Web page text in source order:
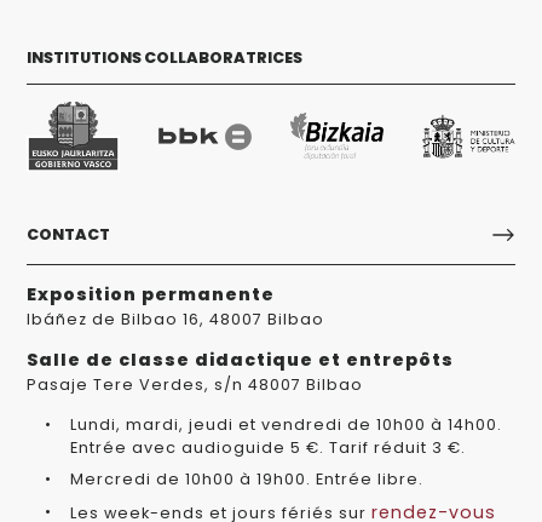
INSTITUTIONS COLLABORATRICES
CONTACT
Exposition permanente
Ibáñez de Bilbao 16, 48007 Bilbao
Salle de classe didactique et entrepôts
Pasaje Tere Verdes, s/n 48007 Bilbao
Lundi, mardi, jeudi et vendredi de 10h00 à 14h00.
Entrée avec audioguide 5 €. Tarif réduit 3 €.
Mercredi de 10h00 à 19h00. Entrée libre.
Les week-ends et jours fériés sur rendez-vous